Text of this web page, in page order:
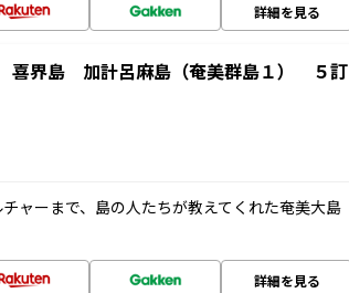
詳細を見る
界島 加計呂麻島（奄美群島１） ５訂
ャーまで、島の人たちが教えてくれた奄美大島
詳細を見る